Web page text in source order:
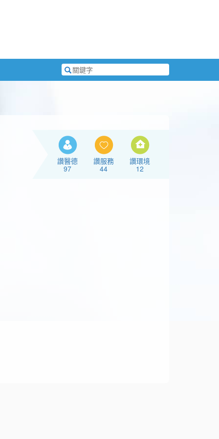
搜
尋
讚醫德
97
讚服務
44
讚環境
12